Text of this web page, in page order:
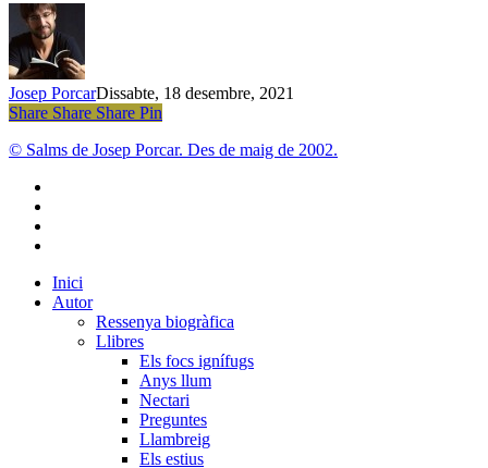
Josep PorcarDissabte, 18 desembre, 2021
Share
Share Share Share Pin
© Salms de Josep Porcar. Des de maig de 2002.
Close
Menu
Inici
Autor
Ressenya biogràfica
Llibres
Els focs ignífugs
Anys llum
Nectari
Preguntes
Llambreig
Els estius